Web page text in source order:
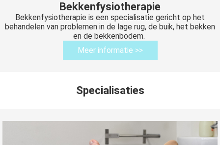
Bekkenfysiotherapie
Bekkenfysiotherapie is een specialisatie gericht op het
behandelen van problemen in de lage rug, de buik, het bekken
en de bekkenbodem.
Meer informatie >>
Specialisaties